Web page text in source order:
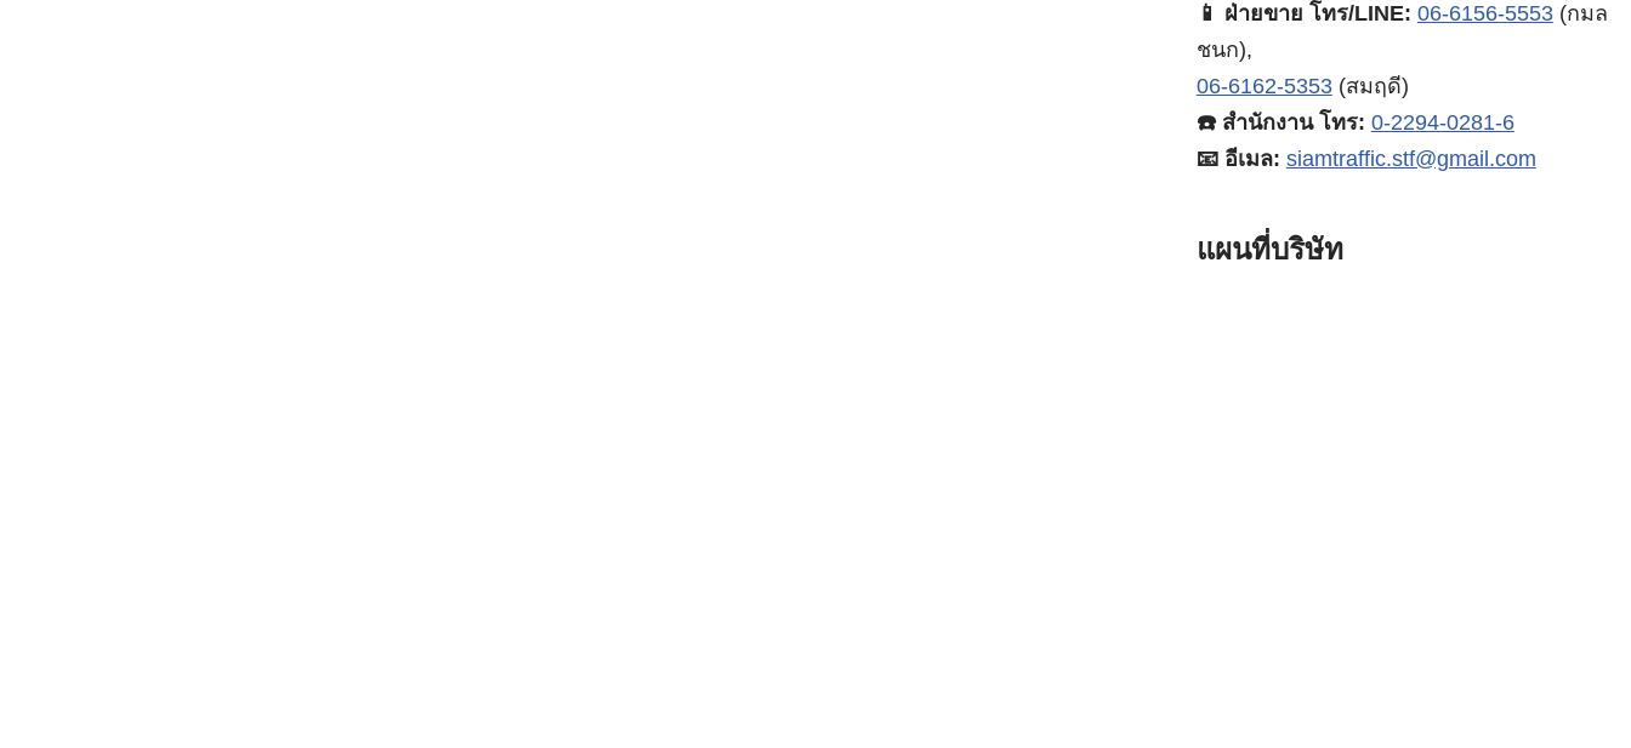
📱 ฝ่ายขาย โทร/LINE: 06-6156-5553(กมล
ชนก),
06-6162-5353(สมฤดี)
☎️ สำนักงาน โทร: 0-2294-0281-6
📧 อีเมล: siamtraffic.stf@gmail.com
แผนที่บริษัท